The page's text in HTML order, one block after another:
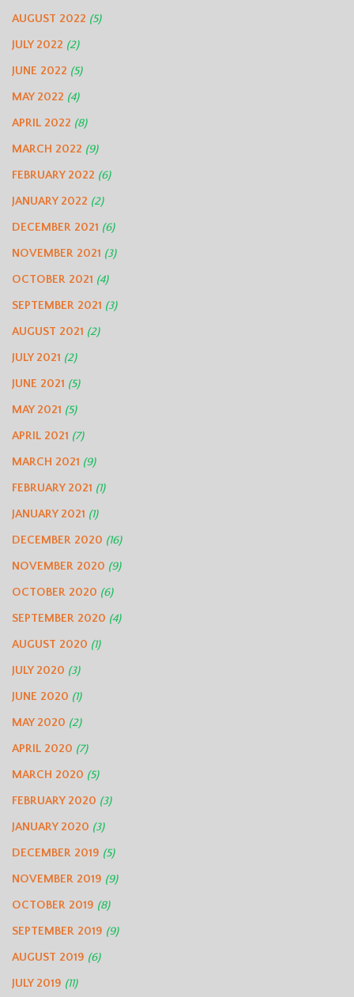
AUGUST 2022 (5)
JULY 2022 (2)
JUNE 2022 (5)
MAY 2022 (4)
APRIL 2022 (8)
MARCH 2022 (9)
FEBRUARY 2022 (6)
JANUARY 2022 (2)
DECEMBER 2021 (6)
NOVEMBER 2021 (3)
OCTOBER 2021 (4)
SEPTEMBER 2021 (3)
AUGUST 2021 (2)
JULY 2021 (2)
JUNE 2021 (5)
MAY 2021 (5)
APRIL 2021 (7)
MARCH 2021 (9)
FEBRUARY 2021 (1)
JANUARY 2021 (1)
DECEMBER 2020 (16)
NOVEMBER 2020 (9)
OCTOBER 2020 (6)
SEPTEMBER 2020 (4)
AUGUST 2020 (1)
JULY 2020 (3)
JUNE 2020 (1)
MAY 2020 (2)
APRIL 2020 (7)
MARCH 2020 (5)
FEBRUARY 2020 (3)
JANUARY 2020 (3)
DECEMBER 2019 (5)
NOVEMBER 2019 (9)
OCTOBER 2019 (8)
SEPTEMBER 2019 (9)
AUGUST 2019 (6)
JULY 2019 (11)